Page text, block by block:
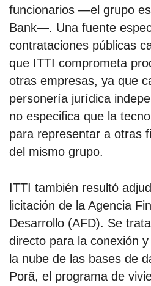
funcionarios —el grupo
Bank—. Una fuente
contrataciones públicas
que ITTI comprometa
otras empresas, ya que
personería jurídica
no especifica que la
para representar a otras
del mismo grupo.
ITTI también resultó
licitación de la Agencia
Desarrollo (AFD). Se
directo para la conexión
la nube de las bases de
Porã, el programa de